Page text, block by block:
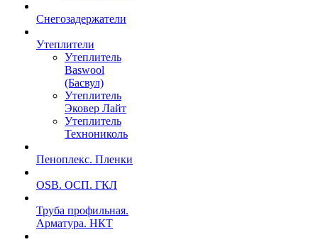
Снегозадержатели
Утеплители
Утеплитель
Baswool
(Басвул)
Утеплитель
Эковер Лайт
Утеплитель
Технониколь
Пеноплекс. Пленки
OSB. ОСП. ГКЛ
Труба профильная.
Арматура. НКТ